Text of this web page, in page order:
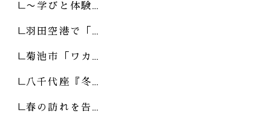
〜学びと体験…
羽田空港で「…
菊池市「ワカ…
八千代座『冬…
春の訪れを告…